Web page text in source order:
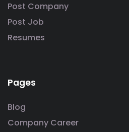
Post Company
Post Job
Resumes
Pages
Blog
Company Career